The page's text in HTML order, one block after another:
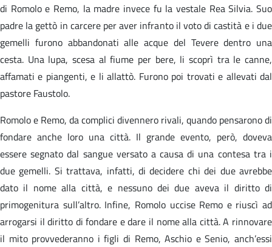
di Romolo e Remo, la madre invece fu la vestale Rea Silvia. Suo
padre la gettò in carcere per aver infranto il voto di castità e i due
gemelli furono abbandonati alle acque del Tevere dentro una
cesta. Una lupa, scesa al fiume per bere, li scoprì tra le canne,
affamati e piangenti, e li allattò. Furono poi trovati e allevati dal
pastore Faustolo.
Romolo e Remo, da complici divennero rivali, quando pensarono di
fondare anche loro una città. Il grande evento, però, doveva
essere segnato dal sangue versato a causa di una contesa tra i
due gemelli. Si trattava, infatti, di decidere chi dei due avrebbe
dato il nome alla città, e nessuno dei due aveva il diritto di
primogenitura sull’altro. Infine, Romolo uccise Remo e riuscì ad
arrogarsi il diritto di fondare e dare il nome alla città. A rinnovare
il mito provvederanno i figli di Remo, Aschio e Senio, anch’essi